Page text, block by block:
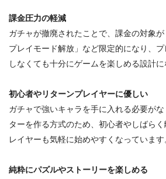
課金圧力の軽減
ガチャが撤廃されたことで、課金の対象
プレイモード解放」など限定的になり、
しなくても十分にゲームを楽しめる設計に
初心者やリターンプレイヤーに優しい
ガチャで強いキャラを手に入れる必要が
ターを作る方式のため、初心者やしばら
レイヤーも気軽に始めやすくなっています
純粋にパズルやストーリーを楽しめる